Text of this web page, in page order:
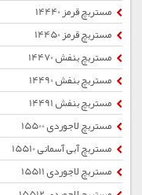
مستربچ قرمز 14440
مستربچ قرمز 14450
مستربچ بنفش 14470
مستربچ بنفش 14490
مستربچ بنفش 14491
مستربچ لاجوردی 15500
مستربچ آبی آسمانی 15510
مستربچ لاجوردی 15511